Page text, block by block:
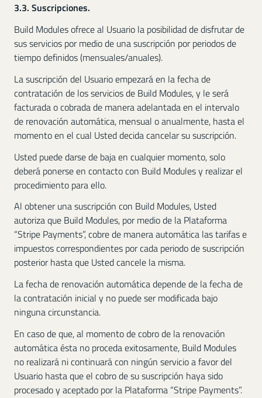
3.3. Suscripciones.
Build Modules ofrece al Usuario la posibilidad de disfrutar de
sus servicios por medio de una suscripción por periodos de
tiempo definidos (mensuales/anuales).
La suscripción del Usuario empezará en la fecha de
contratación de los servicios de Build Modules, y le será
facturada o cobrada de manera adelantada en el intervalo
de renovación automática, mensual o anualmente, hasta el
momento en el cual Usted decida cancelar su suscripción.
Usted puede darse de baja en cualquier momento, solo
deberá ponerse en contacto con Build Modules y realizar el
procedimiento para ello.
Al obtener una suscripción con Build Modules, Usted
autoriza que Build Modules, por medio de la Plataforma
“Stripe Payments”, cobre de manera automática las tarifas e
impuestos correspondientes por cada periodo de suscripción
posterior hasta que Usted cancele la misma.
La fecha de renovación automática depende de la fecha de
la contratación inicial y no puede ser modificada bajo
ninguna circunstancia.
En caso de que, al momento de cobro de la renovación
automática ésta no proceda exitosamente, Build Modules
no realizará ni continuará con ningún servicio a favor del
Usuario hasta que el cobro de su suscripción haya sido
procesado y aceptado por la Plataforma “Stripe Payments”.